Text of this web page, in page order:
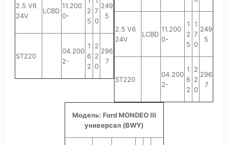
2.5 V6
24V
LCBD
11.200
0-
2
5
7
0
249
5
ST220
04.200
2-
1
6
2
2
2
0
296
7
2.5 V6
24V
LCBD
11.200
0-
1
2
5
1
7
0
249
5
ST220
04.200
2-
1
6
2
2
2
0
296
7
Модель: Ford MONDEO III
универсал (BWY)